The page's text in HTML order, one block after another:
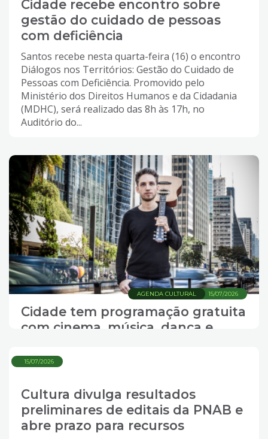
Cidade recebe encontro sobre
gestão do cuidado de pessoas
com deficiência
Santos recebe nesta quarta-feira (16) o encontro
Diálogos nos Territórios: Gestão do Cuidado de
Pessoas com Deficiência. Promovido pelo
Ministério dos Direitos Humanos e da Cidadania
(MDHC), será realizado das 8h às 17h, no
Auditório do...
15/07/2026
AGENDA CULTURAL
Cidade tem programação gratuita
com cinema, música, dança e
15/07/2026
Cultura divulga resultados
preliminares de editais da PNAB e
abre prazo para recursos